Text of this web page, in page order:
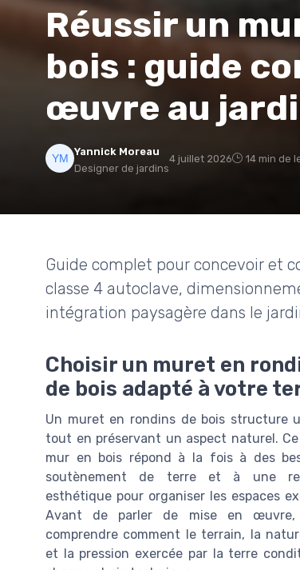
Réussir un
bois : guide
œuvre au
Yannick Moreau
Designer de jardins
4 juillet 2026 14 min de
Guide complet pour concevoir et
classe 4 autoclave,
intégration paysagère dans le
Choisir un muret en
de bois adapté à votre
Un muret en rondins de bois structure
tout en préservant un aspect naturel.
mur en bois répond à la fois à des
soutènement de terre et à une
esthétique pour organiser les espaces
Avant de parler de mise en
comprendre comment le terrain, la
et la pression exercée par la terre